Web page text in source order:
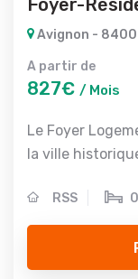
Foyer-
Avignon -
A partir de
827€ / Mois
Le Foyer
la ville
RSS